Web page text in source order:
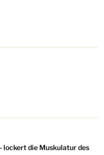
lockert die Muskulatur des